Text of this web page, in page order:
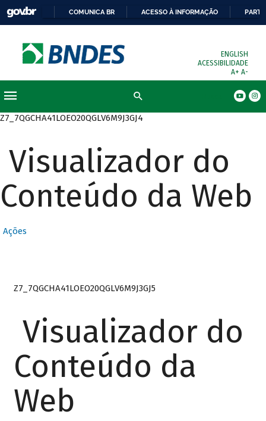
COMUNICA BR ACESSO À INFORMAÇÃO
ENGLISH
ACESSIBILIDADE
A+ A-
Z7_7QGCHA41LOEO20QGLV6M9J3GJ4
Visualizador do
Conteúdo da Web
Ações
Z7_7QGCHA41LOEO20QGLV6M9J3GJ5
Visualizador do
Conteúdo da
Web